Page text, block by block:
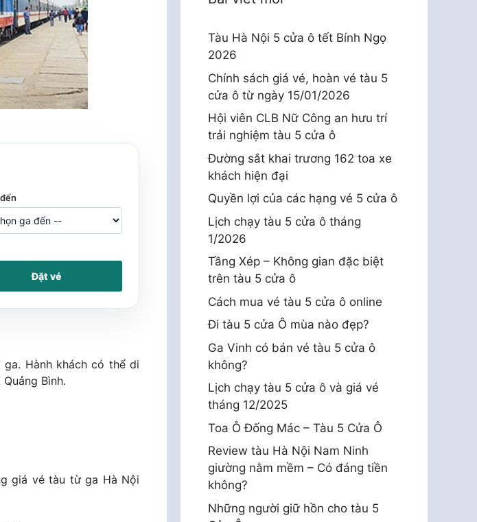
Đặt vé
Hành khách có thể di
Bình.
giá vé tàu từ ga Hà Nội
Tàu Hà Nội 5 cửa ô tết Bính Ngọ
2026
Chính sách giá vé, hoàn vé tàu 5
cửa ô từ ngày 15/01/2026
Hội viên CLB Nữ Công an hưu trí
trải nghiệm tàu 5 cửa ô
Đường sắt khai trương 162 toa xe
khách hiện đại
Quyền lợi của các hạng vé 5 cửa ô
Lịch chạy tàu 5 cửa ô tháng
1/2026
Tầng Xép – Không gian đặc biệt
trên tàu 5 cửa ô
Cách mua vé tàu 5 cửa ô online
Đi tàu 5 cửa Ô mùa nào đẹp?
Ga Vinh có bán vé tàu 5 cửa ô
không?
Lịch chạy tàu 5 cửa ô và giá vé
tháng 12/2025
Toa Ô Đống Mác – Tàu 5 Cửa Ô
Review tàu Hà Nội Nam Ninh
giường nằm mềm – Có đáng tiền
không?
Những người giữ hồn cho tàu 5